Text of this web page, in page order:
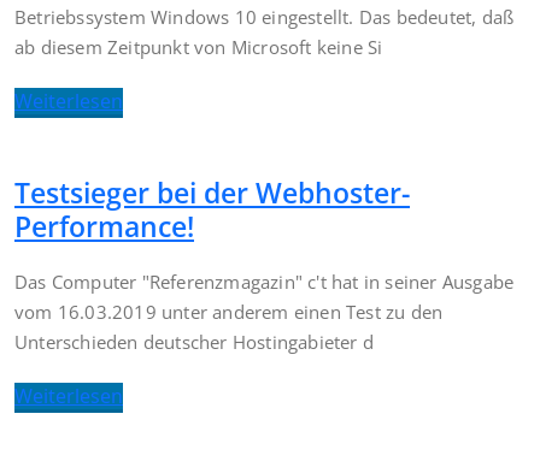
Betriebssystem Windows 10 eingestellt. Das bedeutet, daß
ab diesem Zeitpunkt von Microsoft keine Si
Weiterlesen
Testsieger bei der Webhoster-
Performance!
Das Computer "Referenzmagazin" c't hat in seiner Ausgabe
vom 16.03.2019 unter anderem einen Test zu den
Unterschieden deutscher Hostingabieter d
Weiterlesen